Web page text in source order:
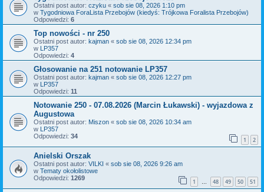
Ostatni post autor: czyku « sob sie 08, 2026 1:10 pm
w Tygodniowa ForaLista Przebojów (kiedyś: Trójkowa Foralista Przebojów)
Odpowiedzi: 6
Top nowości - nr 250
Ostatni post autor: kajman « sob sie 08, 2026 12:34 pm
w
LP357
Odpowiedzi: 4
Głosowanie na 251 notowanie LP357
Ostatni post autor: kajman « sob sie 08, 2026 12:27 pm
w
LP357
Odpowiedzi: 11
Notowanie 250 - 07.08.2026 (Marcin Łukawski) - wyjazdowa z
Augustowa
Ostatni post autor: Miszon « sob sie 08, 2026 10:34 am
w
LP357
Odpowiedzi: 34 1 2
Anielski Orszak
Ostatni post autor: VILKI « sob sie 08, 2026 9:26 am
w Tematy okołolistowe
Odpowiedzi: 1269 1 … 48 49 50 51